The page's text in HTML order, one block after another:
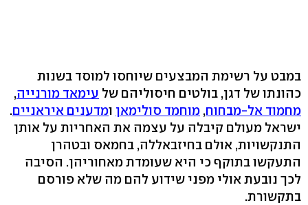
במבט על רשימת המבצעים שיוחסו למוסד בשנות
כהונתו של דגן, בולטים חיסוליהם של עימאד מורנייה,
מחמוד אל-מבחוח, מוחמד סולימאן ומדענים איראניים.
ישראל מעולם קיבלה על עצמה את האחריות על אותן
התנקשויות, אולם בחיזבאללה, בחמאס ובטהרן
התעקשו בתוקף כי היא שעומדת מאחוריהן. הסיבה
לכך נובעת אולי מפני שידוע להם מה שלא פורסם
בתקשורת.